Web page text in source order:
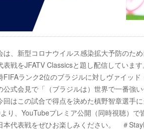
、新型コロナウイルス感染拡大予防のた
表戦をJFATV Classicsと題し配信していま
ランク2位のブラジルに対しヴァイッ
公式会見で「（ブラジルは）世界で一番強
はこの試合で得点を決めた槙野智章選手
り、YouTubeプレミア公開（同時視聴）で
本代表戦をぜひお楽しみください。 ＃